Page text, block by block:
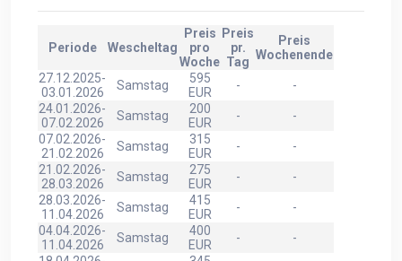
Periode Wescheltag
Preis
pro
Woche
Preis
pr.
Tag
Preis
Wochenende
27.12.2025-
03.01.2026
Samstag
595
EUR
-
-
24.01.2026-
07.02.2026
Samstag
200
EUR
-
-
07.02.2026-
21.02.2026
Samstag
315
EUR
-
-
21.02.2026-
28.03.2026
Samstag
275
EUR
-
-
28.03.2026-
11.04.2026
Samstag
415
EUR
-
-
04.04.2026-
11.04.2026
Samstag
400
EUR
-
-